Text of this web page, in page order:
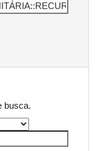
busca.